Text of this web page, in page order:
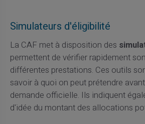
Simulateurs d'éligibilité
La CAF met à disposition des
permettent de vérifier rapidement
différentes prestations. Ces outils
savoir à quoi on peut prétendre
demande officielle. Ils indiquent
d'idée du montant des allocations